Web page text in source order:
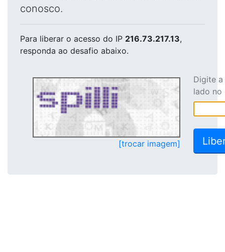
conosco.
Para liberar o acesso do IP 216.73.217.13,
responda ao desafio abaixo.
[trocar imagem]
Digite
lado no